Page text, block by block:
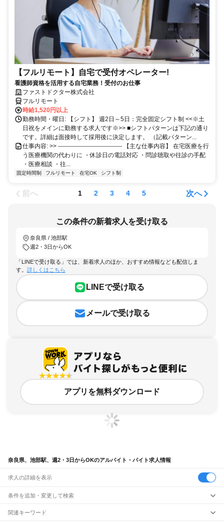
【フルリモート】自宅で受付オペレーター!
看護師資格を活用する自宅業務！受付のお仕事
ファストドクター株式会社
フルリモート
時給1,520円以上
勤務時間・曜日: 【シフト】 週2日～5日：完全固定シフト制 <<※土
日祝をメインに勤務する求人です※>> ■シフトパターンは下記の通り
です。詳細は面接時して採用後に決定します。 （記載パターン...
仕事内容: >> -------------------------------- 【主な仕事内容】 在宅医療を行
う医療機関の代わりに ・休診日の電話対応 ・問診聴取や往診の手配
・医療相談 ・往...
固定時間制 フルリモート 在宅OK シフト制
前へ 1 2 3 4 5 次へ
この条件の新着求人を受け取る
奈良県 / 池部駅
週2・3日からOK
「LINEで受け取る」では、新着求人のほか、おすすめ情報なども配信しま
す。 詳しくはこちら
LINEで受け取る
メールで受け取る
アプリを無料ダウンロード
奈良県、池部駅、週2・3日からOKのアルバイト・バイト求人情報
求人の詳細を表示
条件を追加・変更して検索
市区町村を追加・変更
関連キーワード